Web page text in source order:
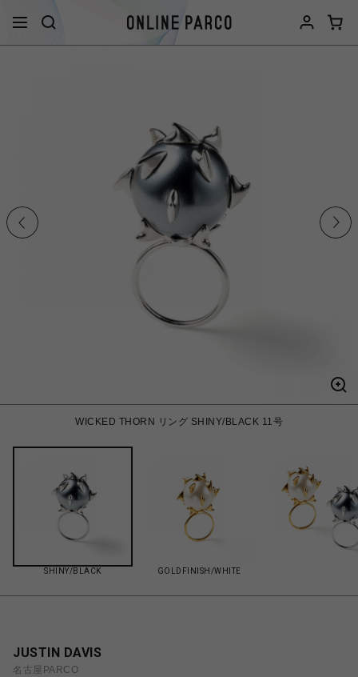
WICKED THORN リング SHINY/BLACK 11号
SHINY/BLACK GOLDFINISH/WHITE
JUSTIN DAVIS
名古屋PARCO